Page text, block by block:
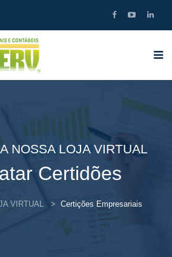
NOSSA LOJA VIRTUAL
Certidões
VIRTUAL Certições Empresariais